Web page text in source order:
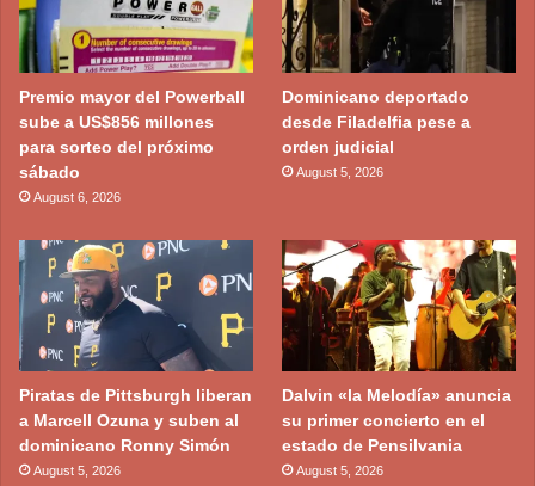
Premio mayor del Powerball
sube a US$856 millones
para sorteo del próximo
sábado
August 6, 2026
Dominicano deportado
desde Filadelfia pese a
orden judicial
August 5, 2026
Piratas de Pittsburgh liberan
a Marcell Ozuna y suben al
dominicano Ronny Simón
August 5, 2026
Dalvin «la Melodía» anuncia
su primer concierto en el
estado de Pensilvania
August 5, 2026